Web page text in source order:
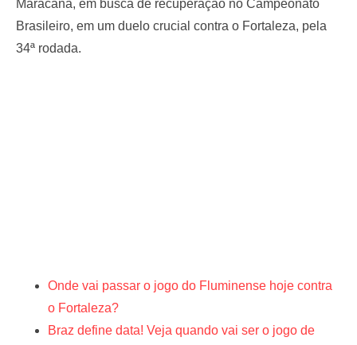
Maracanã, em busca de recuperação no Campeonato
Brasileiro, em um duelo crucial contra o Fortaleza, pela
34ª rodada.
Onde vai passar o jogo do Fluminense hoje contra
o Fortaleza?
Braz define data! Veja quando vai ser o jogo de